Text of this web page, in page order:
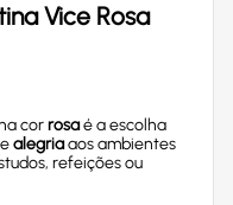
Vice Rosa
corrosaé a escolha
alegriaaos ambientes
refeições ou